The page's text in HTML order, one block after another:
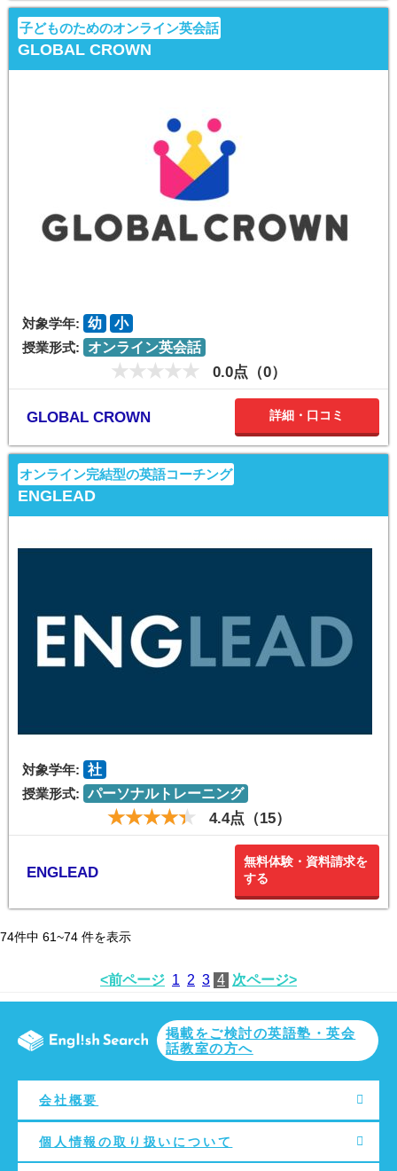
子どものためのオンライン英会話
GLOBAL CROWN
対象学年: 幼
小
授業形式:
オンライン英会話
0.0点（0）
GLOBAL CROWN 詳細・口コミ
オンライン完結型の英語コーチング
ENGLEAD
対象学年: 社
授業形式: パーソナルトレーニング
4.4点（15）
ENGLEAD
無料体験・資料請求を
する
74件中 61~74 件を表示
<前ページ 1 2 3 4 次ページ>
掲載をご検討の英語塾・英会
話教室の方へ
会社概要
個人情報の取り扱いについて